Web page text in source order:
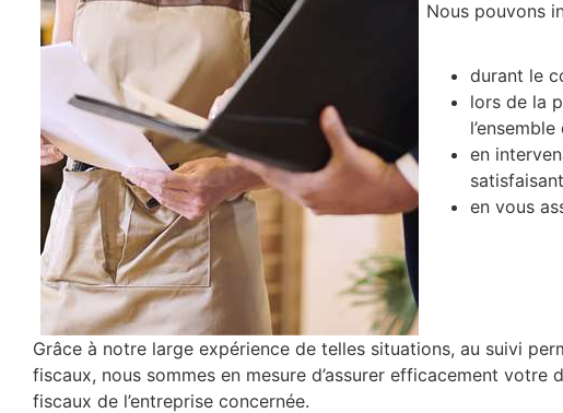
Nous pouvons
durant le
lors de la
en
en vous
Grâce à notre large expérience de telles situations, au suivi
fiscaux, nous sommes en mesure d’assurer efficacement
fiscaux de l’entreprise concernée.